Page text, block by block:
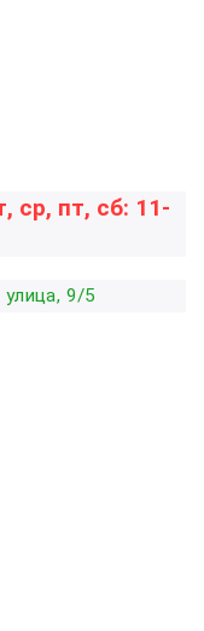
ср, пт, сб: 11-
улица, 9/5